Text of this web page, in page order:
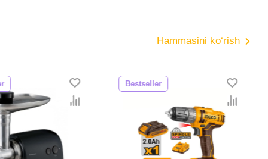
Hammasini ko‘rish
Bestseller